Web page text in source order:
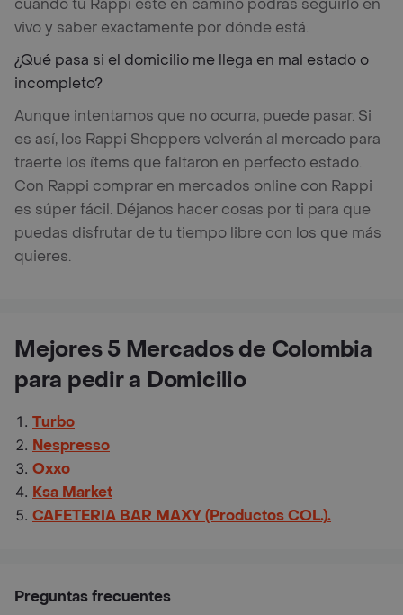
cuando tu Rappi esté en camino podrás seguirlo en
vivo y saber exactamente por dónde está.
¿Qué pasa si el domicilio me llega en mal estado o
incompleto?
Aunque intentamos que no ocurra, puede pasar. Si
es así, los Rappi Shoppers volverán al mercado para
traerte los ítems que faltaron en perfecto estado.
Con Rappi comprar en mercados online con Rappi
es súper fácil. Déjanos hacer cosas por ti para que
puedas disfrutar de tu tiempo libre con los que más
quieres.
Mejores 5 Mercados de Colombia
para pedir a Domicilio
Turbo
Nespresso
Oxxo
Ksa Market
CAFETERIA BAR MAXY (Productos COL.).
Preguntas frecuentes